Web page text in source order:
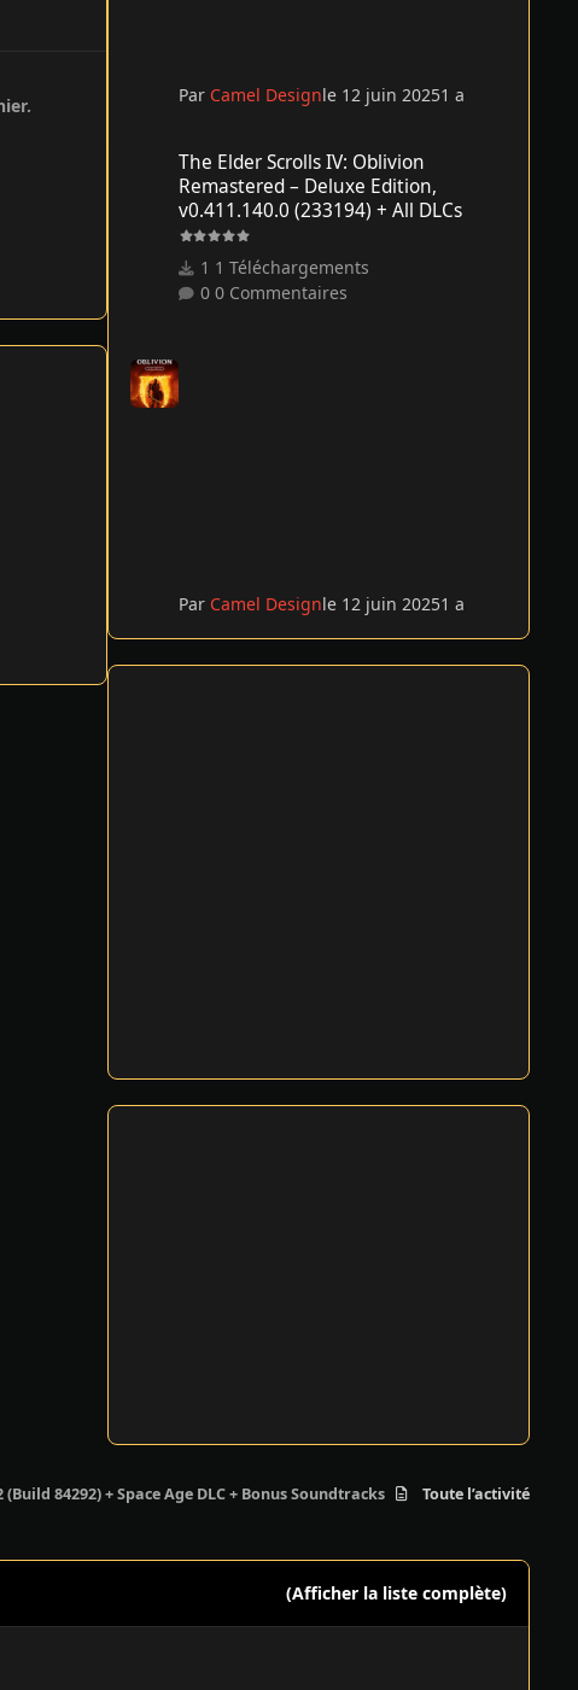
Par Camel Designle 12 juin 20251 a
The Elder Scrolls IV: Oblivion
Remastered – Deluxe Edition,
v0.411.140.0 (233194) + All DLCs
1 Téléchargements
0 Commentaires
Par Camel Designle 12 juin 20251 a
84292) + Space Age DLC + Bonus Soundtracks Toute l’activité
(Afficher la liste complète)